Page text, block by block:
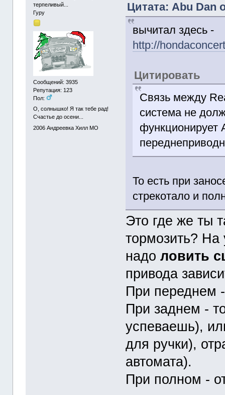
терпеливый...
Гуру
Сообщений: 3935
Репутация: 123
Пол:
О, солнышко! Я так тебе рад!
Счастье до осени...
2006 Андреевка Хилл МО
Цитата: Abu Dan
вычитал здесь -
http://
Цитировать
Связь между
система не
функционирует
То есть при
стрекотало и
Это где же ты
тормозить? На
надоловить
привода
При переднем -
При заднем -
успеваешь),
для ручки),
автомата).
При полном -